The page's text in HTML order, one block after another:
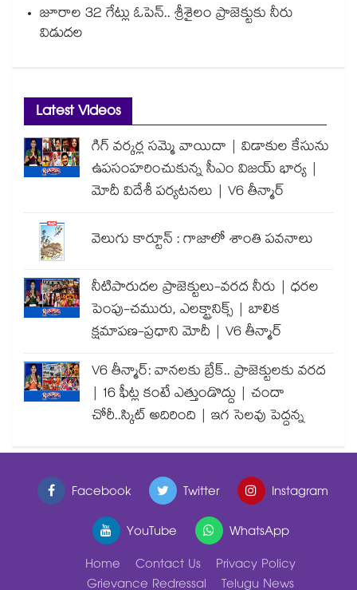
జూరాల 32 గేట్లు ఓపెన్.. శ్రీశైలం ప్రాజెక్టుకు నీరు
విడుదల
Latest Videos
గిగ్ వర్కర్ల సమ్మె వాయిదా | విడాకుల కేసును
ఉపసంహరించుకున్న సీఎం విజయ్ భార్య |
మోదీ విదేశీ పర్యటనలు | V6 తీన్మార్
వెలుగు కార్టూన్ : గాజాలో శాంతి పవనాలు
నీటిపారుదల ప్రాజెక్టులు-వరద నీరు | ధరల
పెంపు-చమురు, ఎలక్ట్రానిక్స్ | బాలిక
క్షమాపణ-ప్రధాని మోదీ | V6 తీన్మార్
V6 తీన్మార్: వానలకు బ్రేక్.. ప్రాజెక్టులకు వరద
| 16 ఫీట్ల కంటే ఎత్తుండొద్దు | చందా
చోరీ..స్కిట్ అదిరింది | ఇగ సెలవు పెద్దన్న
Facebook Twitter
Instagram
YouTube
WhatsApp
Home
Contact Us
Privacy Policy